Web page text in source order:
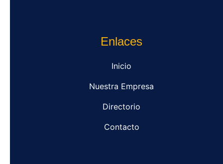
Enlaces
Inicio
Nuestra Empresa
Directorio
Contacto